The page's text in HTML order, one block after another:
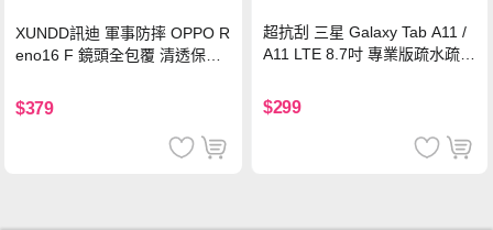
XUNDD訊迪 軍事防摔 OPPO R
eno16 F 鏡頭全包覆 清透保護
$379
超抗刮 三星 Galaxy Tab A11 /
A11 LTE 8.7吋 專業版疏水疏油
$299